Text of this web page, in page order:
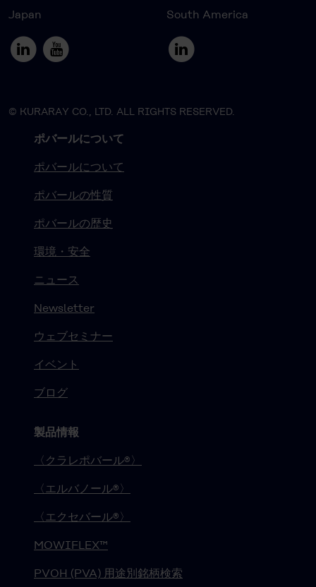
Japan South America
© KURARAY CO., LTD. ALL RIGHTS RESERVED.
ポバールについて
ポバールについて
ポバールの性質
ポバールの歴史
環境・安全
ニュース
Newsletter
ウェブセミナー
イベント
ブログ
製品情報
〈クラレポバール®〉
〈エルバノール®〉
〈エクセバール®〉
MOWIFLEX™
PVOH (PVA) 用途別銘柄検索